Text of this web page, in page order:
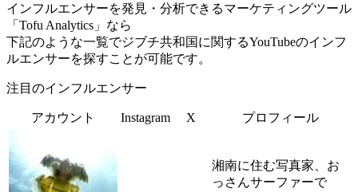
インフルエンサーを発見・分析できるマーケティングツール
「Tofu Analytics」なら
下記のような一覧でジブチ共和国に関するYouTubeのインフ
ルエンサーを探すことが可能です。
注目のインフルエンサー
アカウント Instagram X プロフィール
湘南に住む写真家、お
っさんサーファーで